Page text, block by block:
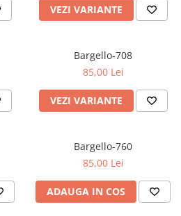
VEZI VARIANTE
Bargello-708
85,00 Lei
VEZI VARIANTE
Bargello-760
85,00 Lei
ADAUGA IN COS